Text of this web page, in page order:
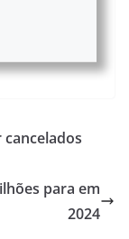
para em
2024